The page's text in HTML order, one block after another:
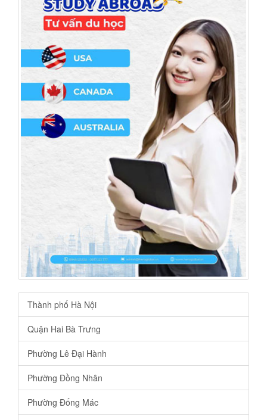
Thành phố Hà Nội
Quận Hai Bà Trưng
Phường Lê Đại Hành
Phường Đồng Nhân
Phường Đống Mác